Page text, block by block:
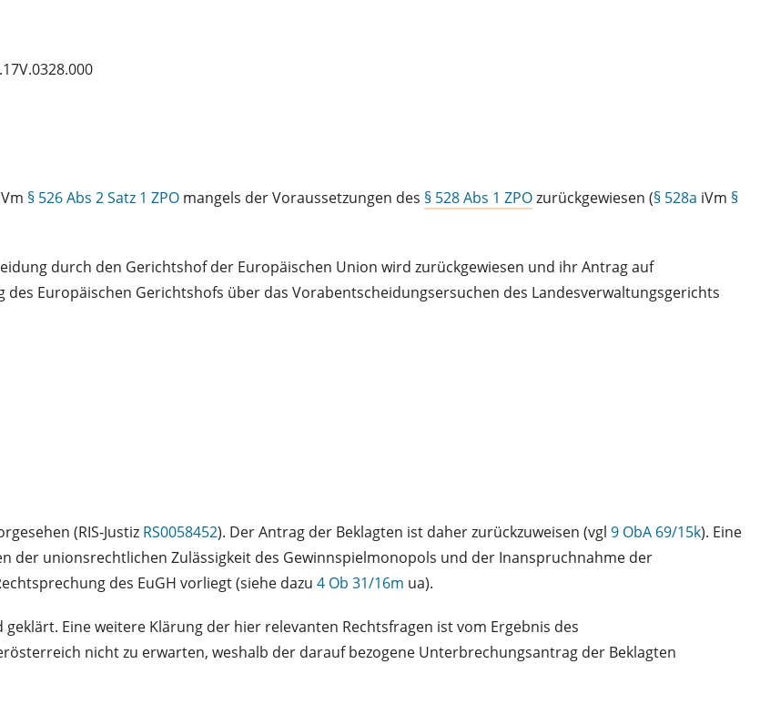
§ 526 Abs 2 Satz 1 ZPO mangels der Voraussetzungen des § 528 Abs 1 ZPOzurückgewiesen (§ 528a iVm §
durch den Gerichtshof der Europäischen Union wird zurückgewiesen und ihr Antrag auf
Europäischen Gerichtshofs über das Vorabentscheidungsersuchen des Landesverwaltungsgerichts
(RIS‑Justiz RS0058452). Der Antrag der Beklagten ist daher zurückzuweisen (vgl 9 ObA 69/15k). Eine
der unionsrechtlichen Zulässigkeit des Gewinnspielmonopols und der Inanspruchnahme der
des EuGH vorliegt (siehe dazu 4 Ob 31/16m ua).
Eine weitere Klärung der hier relevanten Rechtsfragen ist vom Ergebnis des
nicht zu erwarten, weshalb der darauf bezogene Unterbrechungsantrag der Beklagten